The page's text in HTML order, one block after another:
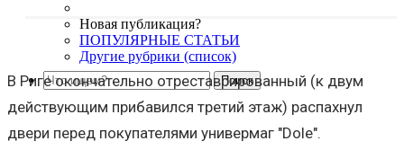
Новая публикация?
ПОПУЛЯРНЫЕ СТАТЬИ
Другие рубрики (список)
В Риге окончательно отреставрированный (к двум
действующим прибавился третий этаж) распахнул
двери перед покупателями универмаг "Dole".